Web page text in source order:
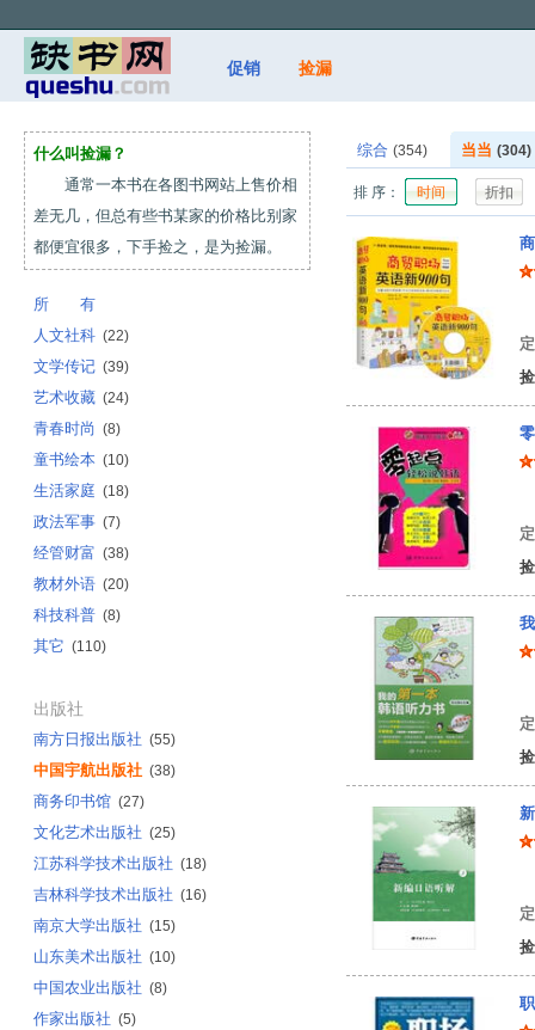
促销 捡漏
什么叫捡漏？
通常一本书在各图书网站上售价相
差无几，但总有些书某家的价格比别家
都便宜很多，下手捡之，是为捡漏。
所 有
人文社科 (22)
文学传记 (39)
艺术收藏 (24)
青春时尚 (8)
童书绘本 (10)
生活家庭 (18)
政法军事 (7)
经管财富 (38)
教材外语 (20)
科技科普 (8)
其它 (110)
出版社
南方日报出版社 (55)
中国宇航出版社 (38)
商务印书馆 (27)
文化艺术出版社 (25)
江苏科学技术出版社 (18)
吉林科学技术出版社 (16)
南京大学出版社 (15)
山东美术出版社 (10)
中国农业出版社 (8)
作家出版社 (5)
综合 (354) 当当 (304)
排 序： 时间 折扣